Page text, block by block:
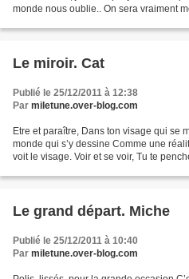
monde nous oublie.. On sera vraiment
Le miroir. Cat
Publié le 25/12/2011 à 12:38
Par miletune.over-blog.com
Etre et paraître, Dans ton visage qui se
monde qui s’y dessine Comme une
voit le visage. Voir et se voir, Tu te
Le grand départ. Miche
Publié le 25/12/2011 à 10:40
Par miletune.over-blog.com